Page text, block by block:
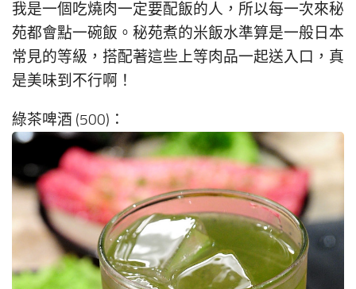
我是一個吃燒肉一定要配飯的人，所以每一次來秘
苑都會點一碗飯。秘苑煮的米飯水準算是一般日本
常見的等級，搭配著這些上等肉品一起送入口，真
是美味到不行啊！
綠茶啤酒 (500)：